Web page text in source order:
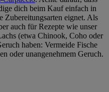
dich beim Kauf einfach in
eignet. Als
auch für Rezepte wie unser
(etwa Chinook, Coho oder
haben: Vermeide Fische
oder unangenehmem Geruch.